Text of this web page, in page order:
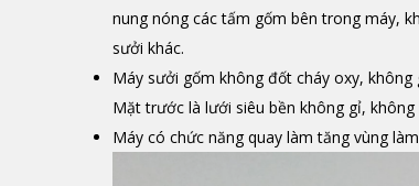
nung nóng các tấm gốm bên trong máy,
sưởi khác.
Máy sưởi gốm không đốt cháy oxy,
Mặt trước là lưới siêu bền không gỉ,
Máy có chức năng quay làm tăng vùng